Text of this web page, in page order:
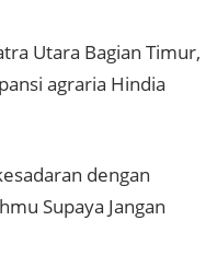
Utara Bagian Timur,
agraria Hindia
dengan
Supaya Jangan